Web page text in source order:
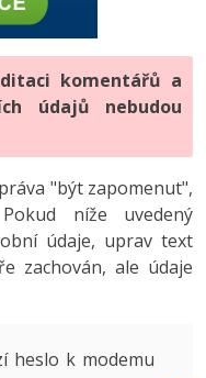
SEO
komentářů a
údajů nebudou
"být zapomenut",
níže uvedený
údaje, uprav text
zachován, ale údaje
heslo k modemu